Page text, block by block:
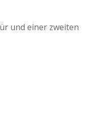
und einer zweiten